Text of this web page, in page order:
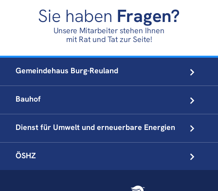
Sie haben Fragen?
Unsere Mitarbeiter stehen Ihnen
mit Rat und Tat zur Seite!
Gemeindehaus Burg-Reuland
Bauhof
Dienst für Umwelt underneuerbare Energien
ÖSHZ